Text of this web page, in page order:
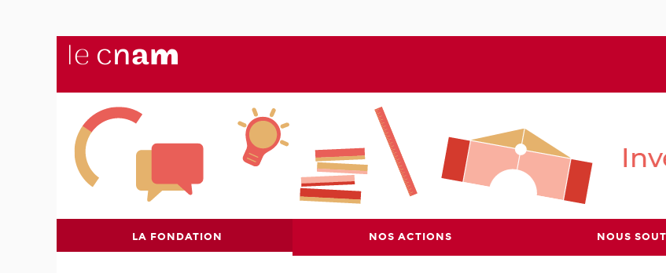
LA FONDATION NOS ACTIONS NOUS